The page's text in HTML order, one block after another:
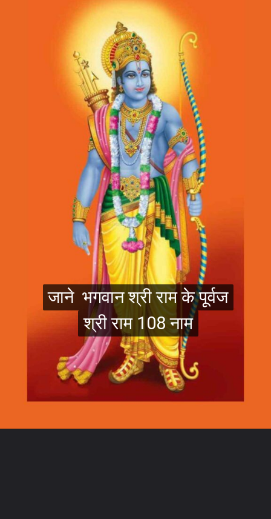
जाने भगवान श्री राम के पूर्वज
श्री राम 108 नाम
जाने भगवान श्री राम के पूर्वज
श्री राम 108 नाम